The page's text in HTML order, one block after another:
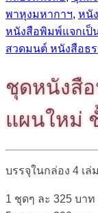
พาหุงมหากาฯ, หนั
หนังสือพิมพ์แจกเป็
สวดมนต์ หนังสือธ
ชุดหนังสื
แผนใหม่
บรรจุในกล่อง 4 เล่ม
1 ชุดๆ ละ 325 บาท